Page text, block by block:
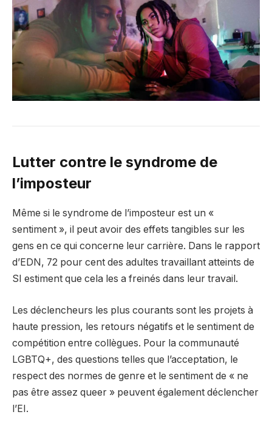
Lutter contre le syndrome de
l’imposteur
Même si le syndrome de l’imposteur est un «
sentiment », il peut avoir des effets tangibles sur les
gens en ce qui concerne leur carrière. Dans le rapport
d’EDN, 72 pour cent des adultes travaillant atteints de
SI estiment que cela les a freinés dans leur travail.
Les déclencheurs les plus courants sont les projets à
haute pression, les retours négatifs et le sentiment de
compétition entre collègues. Pour la communauté
LGBTQ+, des questions telles que l’acceptation, le
respect des normes de genre et le sentiment de « ne
pas être assez queer » peuvent également déclencher
l’EI.